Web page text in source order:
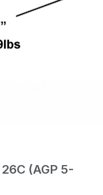
(AGP 5-